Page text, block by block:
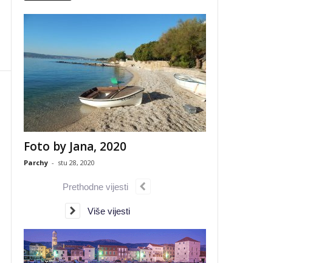
Foto by Jana, 2020
Parchy - stu 28, 2020
Prethodne vijesti
Više vijesti